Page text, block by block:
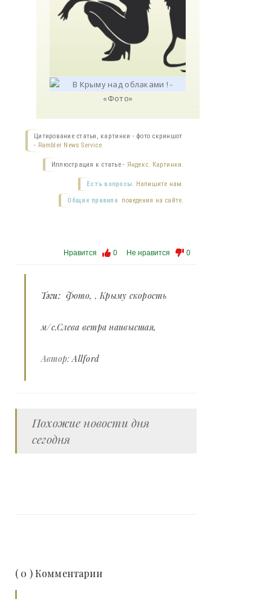
Цитирование статьи, картинки - фото скриншот
- Rambler News Service.
Иллюстрация к статье - Яндекс. Картинки.
Есть вопросы. Напишите нам.
Общие правила поведения на сайте.
Нравится 0 Не нравится 0
Тэги: Фото ,Крыму скорость
м/с.Слева ветра наивысшая
Автор:Allford
Похожие новости дня
сегодня
( 0 ) Комментарии